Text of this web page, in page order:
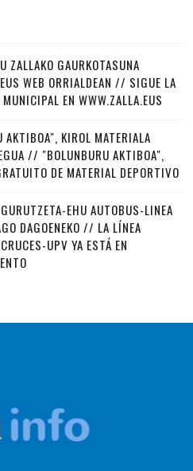
ZALLAKO GAURKOTASUNA
WEB ORRIALDEAN // SIGUE LA
EN WWW.ZALLA.EUS
AKTIBOA", KIROL MATERIALA
// "BOLUNBURU AKTIBOA",
DE MATERIAL DEPORTIVO
EHU AUTOBUS-LINEA
DAGOENEKO // LA LÍNEA
UPV YA ESTÁ EN